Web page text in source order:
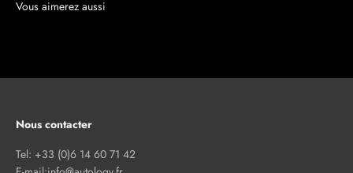
Nous contacter
Tel: +33 (0)6 14 60 71 42